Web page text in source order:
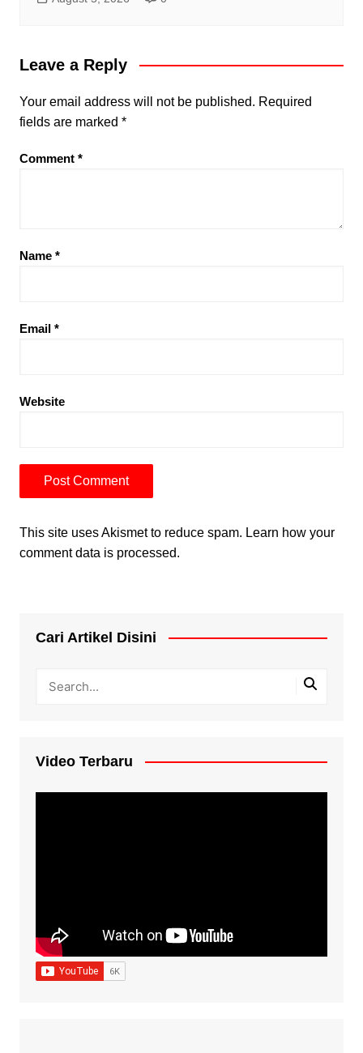
Leave a Reply
Your email address will not be published. Required
fields are marked *
Comment *
Name *
Email *
Website
This site uses Akismet to reduce spam. Learn how your
comment data is processed.
Cari Artikel Disini
Video Terbaru